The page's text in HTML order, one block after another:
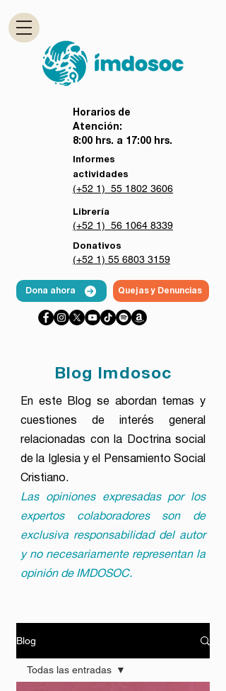
Horarios de
Atención:
8:00 hrs. a 17:00 hrs.
Informes
actividades
(+52 1) 55 1802 3606
Librería
(+52 1) 56 1064 8339
Donativos
(+52 1) 55 6803 3159
Dona ahora Quejas y Denuncias
Blog Imdosoc
En este Blog se abordan temas y
cuestiones de interés general
relacionadas con la Doctrina social
de la Iglesia y el Pensamiento Social
Cristiano.
Las opiniones expresadas por los
expertos colaboradores son de
exclusiva responsabilidad del autor
y no necesariamente representan la
opinión de IMDOSOC.
Blog
Todas las entradas